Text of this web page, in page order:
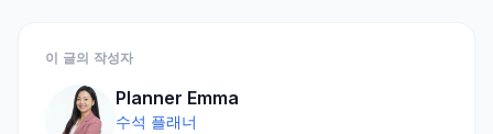
이 글의 작성자
Planner Emma
수석 플래너